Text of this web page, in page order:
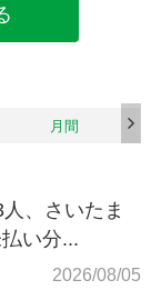
月間
、さいたま
い分...
2026/08/05